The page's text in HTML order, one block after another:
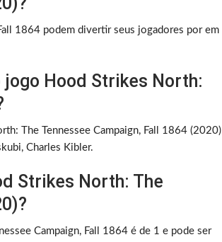
1864 podem divertir seus jogadores por em
Hood Strikes North:
The Tennessee Campaign, Fall 1864 (2020)
Charles Kibler.
Strikes North: The
Campaign, Fall 1864 é de 1 e pode ser